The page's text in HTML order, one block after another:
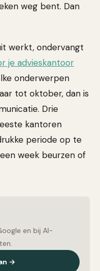
weg bent. Dan
werkt, ondervangt
je advieskantoor
onderwerpen
tot oktober, dan is
Drie
kantoren
periode op te
week beurzen of
en bij AI-
→